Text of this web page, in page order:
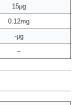
15μg
0.12mg
-μg
–